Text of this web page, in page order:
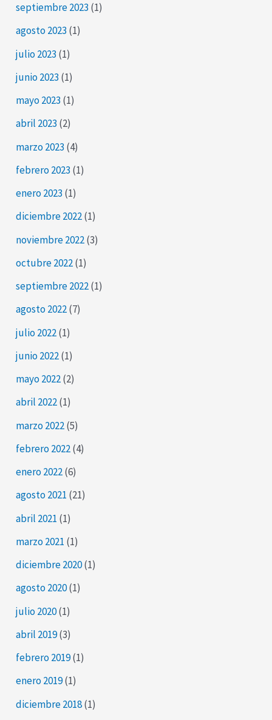
septiembre 2023 (1)
agosto 2023 (1)
julio 2023 (1)
junio 2023 (1)
mayo 2023 (1)
abril 2023 (2)
marzo 2023 (4)
febrero 2023 (1)
enero 2023 (1)
diciembre 2022(1)
noviembre 2022(3)
octubre 2022(1)
septiembre 2022(1)
agosto 2022(7)
julio 2022(1)
junio 2022(1)
mayo 2022(2)
abril 2022(1)
marzo 2022(5)
febrero 2022(4)
enero 2022(6)
agosto 2021 (21)
abril 2021 (1)
marzo 2021 (1)
diciembre 2020(1)
agosto 2020(1)
julio 2020(1)
abril 2019(3)
febrero 2019(1)
enero 2019(1)
diciembre 2018(1)